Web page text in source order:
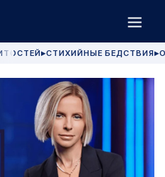
▶СТИХИЙНЫЕ БЕДСТВИЯ▶